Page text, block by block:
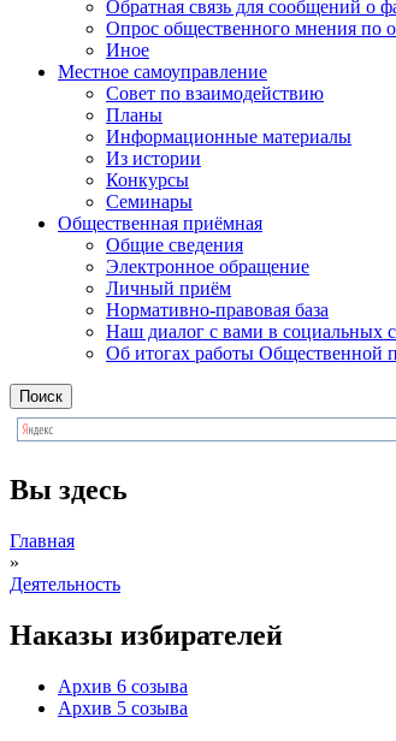
Обратная связь для сообщений о
Опрос общественного мнения по
Иное
Местное самоуправление
Cовет по взаимодействию
Планы
Информационные материалы
Из истории
Конкурсы
Семинары
Общественная приёмная
Общие сведения
Электронное обращение
Личный приём
Нормативно-правовая база
Наш диалог с вами в социальных
Об итогах работы Общественной
Поиск
Вы здесь
Главная
»
Деятельность
Наказы избирателей
Архив 6 созыва
Архив 5 созыва